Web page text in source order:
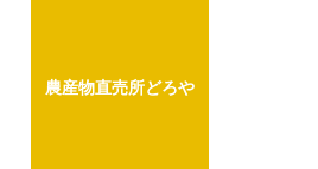
農産物直売所どろや